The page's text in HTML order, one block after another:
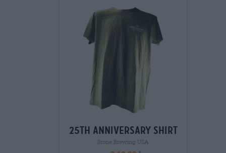
25th Anniversary Shirt
Stone Brewing USA